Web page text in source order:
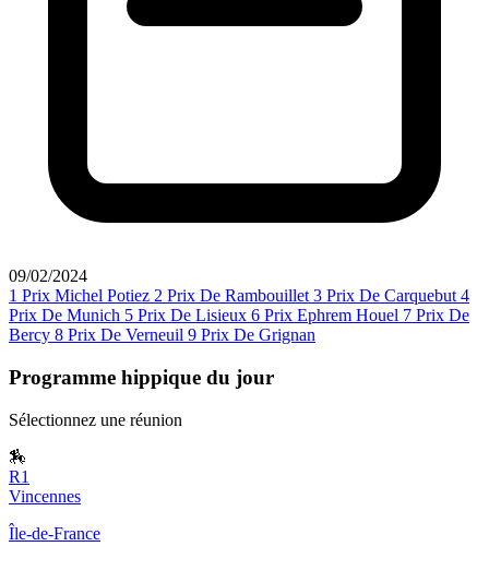
09/02/2024
1 Prix Michel Potiez 2 Prix De Rambouillet 3 Prix De Carquebut 4
Prix De Munich 5 Prix De Lisieux 6 Prix Ephrem Houel 7 Prix De
Bercy 8 Prix De Verneuil 9 Prix De Grignan
Programme hippique du jour
Sélectionnez une réunion
🏇
R1
Vincennes
Île-de-France